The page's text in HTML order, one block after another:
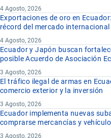
4 Agosto, 2026
Exportaciones de oro en
récord del mercado internacional
4 Agosto, 2026
Ecuador y Japón buscan
posible Acuerdo de Asociación
3 Agosto, 2026
El tráfico ilegal de armas en
comercio exterior y la inversión
3 Agosto, 2026
Ecuador implementa nuevas
comprarse mercancías y
3 Agosto, 2026